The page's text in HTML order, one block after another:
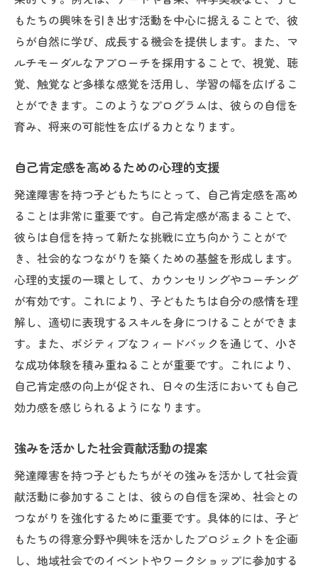
もたちの興味を引き出す活動を中心に据えることで、彼
らが自然に学び、成長する機会を提供します。また、マ
ルチモーダルなアプローチを採用することで、視覚、聴
覚、触覚など多様な感覚を活用し、学習の幅を広げるこ
とができます。このようなプログラムは、彼らの自信を
育み、将来の可能性を広げる力となります。
自己肯定感を高めるための心理的支援
発達障害を持つ子どもたちにとって、自己肯定感を高め
ることは非常に重要です。自己肯定感が高まることで、
彼らは自信を持って新たな挑戦に立ち向かうことがで
き、社会的なつながりを築くための基盤を形成します。
心理的支援の一環として、カウンセリングやコーチング
が有効です。これにより、子どもたちは自分の感情を理
解し、適切に表現するスキルを身につけることができま
す。また、ポジティブなフィードバックを通じて、小さ
な成功体験を積み重ねることが重要です。これにより、
自己肯定感の向上が促され、日々の生活においても自己
効力感を感じられるようになります。
強みを活かした社会貢献活動の提案
発達障害を持つ子どもたちがその強みを活かして社会貢
献活動に参加することは、彼らの自信を深め、社会との
つながりを強化するために重要です。具体的には、子ど
もたちの得意分野や興味を活かしたプロジェクトを企画
し、地域社会でのイベントやワークショップに参加する